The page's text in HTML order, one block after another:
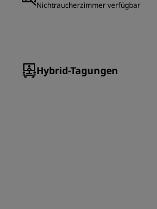
Nichtraucherzimmer verfügbar
Hybrid-Tagungen